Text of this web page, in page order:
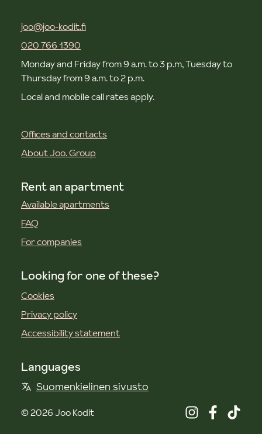
joo@joo-kodit.fi
020 766 1390
Monday and Friday from 9 a.m. to 3 p.m, Tuesday to
Thursday from 9 a.m. to 2 p.m.
Local and mobile call rates apply.
Offices and contacts
About Joo. Group
Rent an apartment
Available apartments
FAQ
For companies
Looking for one of these?
Cookies
Privacy policy
Accessibility statement
Languages
Suomenkielinen sivusto
©2026Joo Kodit